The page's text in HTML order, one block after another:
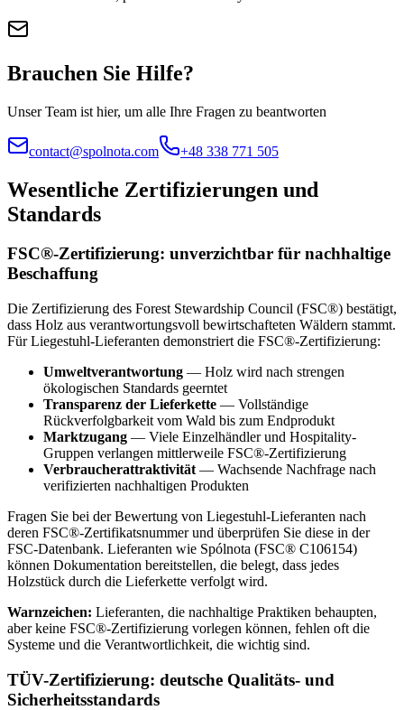
Brauchen Sie Hilfe?
Unser Team ist hier, um alle Ihre Fragen zu beantworten
contact@spolnota.com +48 338 771 505
Wesentliche Zertifizierungen und
Standards
FSC®-Zertifizierung: unverzichtbar für nachhaltige
Beschaffung
Die Zertifizierung des Forest Stewardship Council (FSC®) bestätigt,
dass Holz aus verantwortungsvoll bewirtschafteten Wäldern stammt.
Für Liegestuhl-Lieferanten demonstriert die FSC®-Zertifizierung:
Umweltverantwortung — Holz wird nach strengen
ökologischen Standards geerntet
Transparenz der Lieferkette — Vollständige
Rückverfolgbarkeit vom Wald bis zum Endprodukt
Marktzugang — Viele Einzelhändler und Hospitality-
Gruppen verlangen mittlerweile FSC®-Zertifizierung
Verbraucherattraktivität — Wachsende Nachfrage nach
verifizierten nachhaltigen Produkten
Fragen Sie bei der Bewertung von Liegestuhl-Lieferanten nach
deren FSC®-Zertifikatsnummer und überprüfen Sie diese in der
FSC-Datenbank. Lieferanten wie Spólnota (FSC® C106154)
können Dokumentation bereitstellen, die belegt, dass jedes
Holzstück durch die Lieferkette verfolgt wird.
Warnzeichen: Lieferanten, die nachhaltige Praktiken behaupten,
aber keine FSC®-Zertifizierung vorlegen können, fehlen oft die
Systeme und die Verantwortlichkeit, die wichtig sind.
TÜV-Zertifizierung: deutsche Qualitäts- und
Sicherheitsstandards